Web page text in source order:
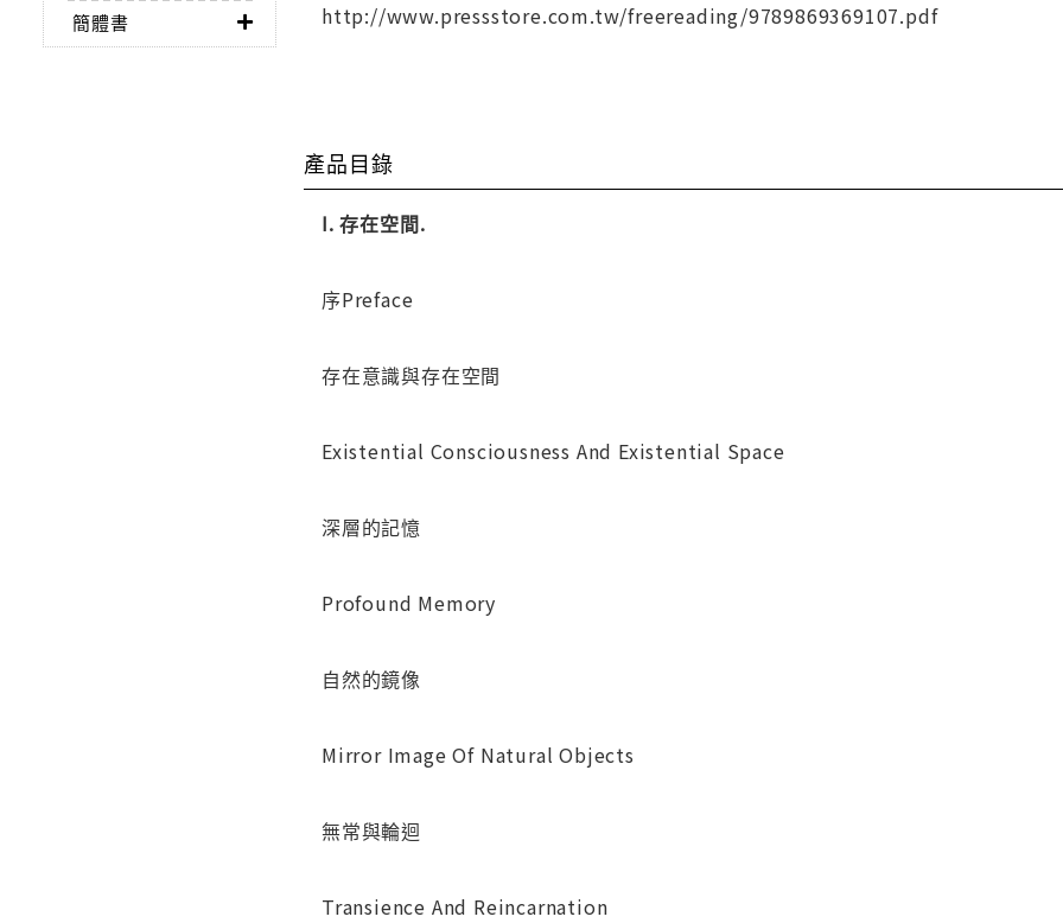
簡體書
http://www.pressstore.com.tw/freereading/9789869369107.pdf
產品目錄
I. 存在空間.
序Preface
存在意識與存在空間
Existential Consciousness And Existential Space
深層的記憶
Profound Memory
自然的鏡像
Mirror Image Of Natural Objects
無常與輪迴
Transience And Reincarnation